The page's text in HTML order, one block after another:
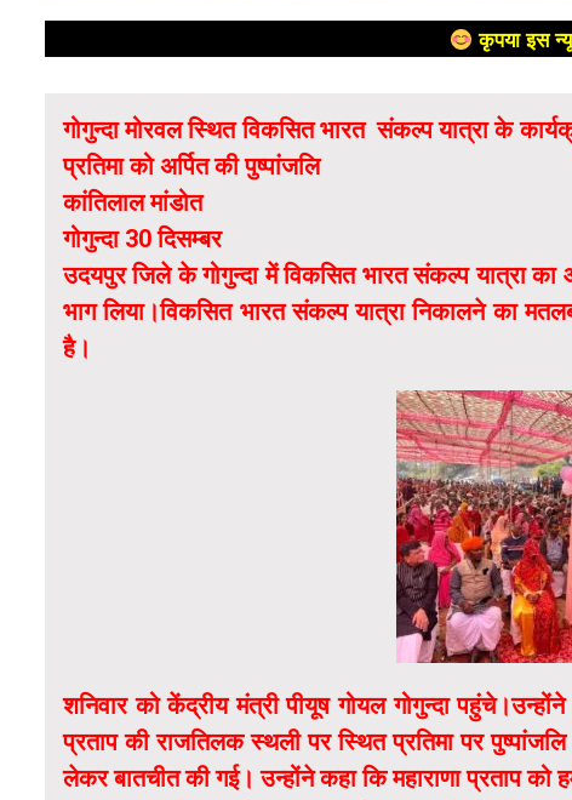
कृपया इस
गोगुन्दा मोरवल स्थित विकसित भारत संकल्प यात्रा के
प्रतिमा को अर्पित की पुष्पांजलि
कांतिलाल मांडोत
गोगुन्दा 30 दिसम्बर
उदयपुर जिले के गोगुन्दा में विकसित भारत संकल्प यात्रा
भाग लिया।विकसित भारत संकल्प यात्रा निकालने का
है।
शनिवार को केंद्रीय मंत्री पीयूष गोयल गोगुन्दा
प्रताप की राजतिलक स्थली पर स्थित प्रतिमा पर
लेकर बातचीत की गई। उन्होंने कहा कि महाराणा प्रताप को